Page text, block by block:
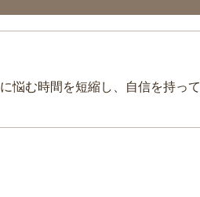
悩む時間を短縮し、自信を持って